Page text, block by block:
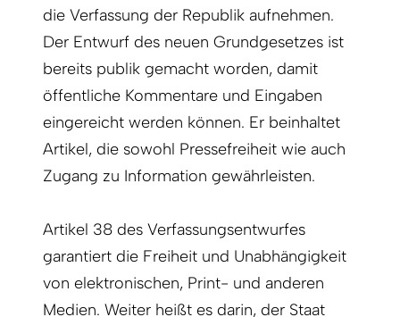
die Verfassung der Republik aufnehmen.
Der Entwurf des neuen Grundgesetzes ist
bereits publik gemacht worden, damit
öffentliche Kommentare und Eingaben
eingereicht werden können. Er beinhaltet
Artikel, die sowohl Pressefreiheit wie auch
Zugang zu Information gewährleisten.
Artikel 38 des Verfassungsentwurfes
garantiert die Freiheit und Unabhängigkeit
von elektronischen, Print- und anderen
Medien. Weiter heißt es darin, der Staat